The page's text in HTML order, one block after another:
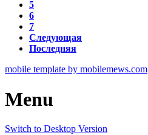
5
6
7
Следующая
Последняя
mobile template by mobilemews.com
Menu
Switch to Desktop Version